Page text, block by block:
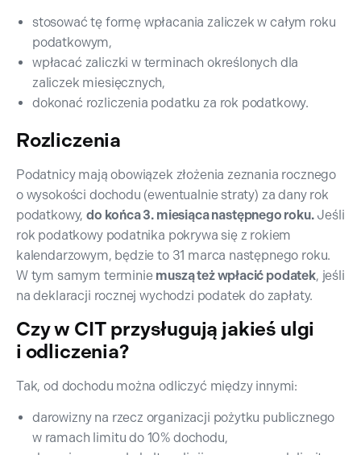
stosować tę formę wpłacania zaliczek w całym roku
podatkowym,
wpłacać zaliczki w terminach określonych dla
zaliczek miesięcznych,
dokonać rozliczenia podatku za rok podatkowy.
Rozliczenia
Podatnicy mają obowiązek złożenia zeznania rocznego
o wysokości dochodu (ewentualnie straty) za dany rok
podatkowy,do końca 3. miesiąca następnego roku.Jeśli
rok podatkowy podatnika pokrywa się z rokiem
kalendarzowym, będzie to 31 marca następnego roku.
W tym samym terminie muszą też wpłacić podatek, jeśli
na deklaracji rocznej wychodzi podatek do zapłaty.
Czy w CIT przysługują jakieś ulgi
i odliczenia?
Tak, od dochodu można odliczyć między innymi:
darowizny na rzecz organizacji pożytku publicznego
w ramach limitu do 10% dochodu,